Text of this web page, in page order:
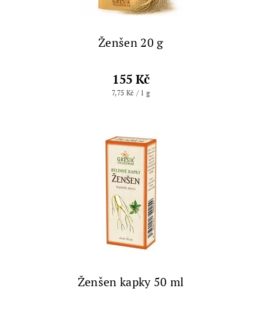
Ženšen 20 g
155 Kč
7,75 Kč / 1 g
Ženšen kapky 50 ml